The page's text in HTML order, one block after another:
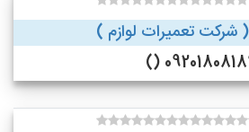
شرکت تعمیرات لوازم )